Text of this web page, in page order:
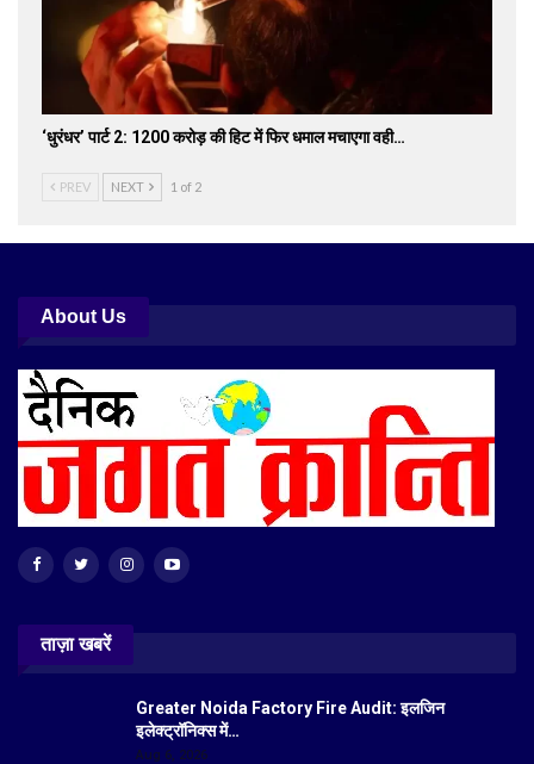
‘धुरंधर’ पार्ट 2: 1200 करोड़ की हिट में फिर धमाल मचाएगा वही…
PREV NEXT 1 of 2
About Us
ताज़ा खबरें
Greater Noida Factory Fire Audit: इलजिन
इलेक्ट्रॉनिक्स में…
Aug 6, 2026